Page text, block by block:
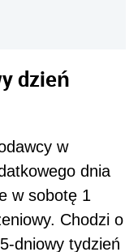
dzień
w
dnia
w sobotę 1
Chodzi o
dniowy tydzień